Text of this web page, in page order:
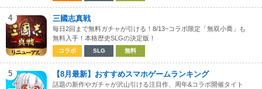
4 三國志真戦
毎日2回まで無料ガチャが引ける！8/13~コラボ限定「無双小喬」も
無料入手！本格歴史SLGの決定版！
コラボ SLG 無料
5 【8月最新】おすすめスマホゲームランキング
話題の新作やガチャが沢山引ける注目作、周年&コラボ開催タイト